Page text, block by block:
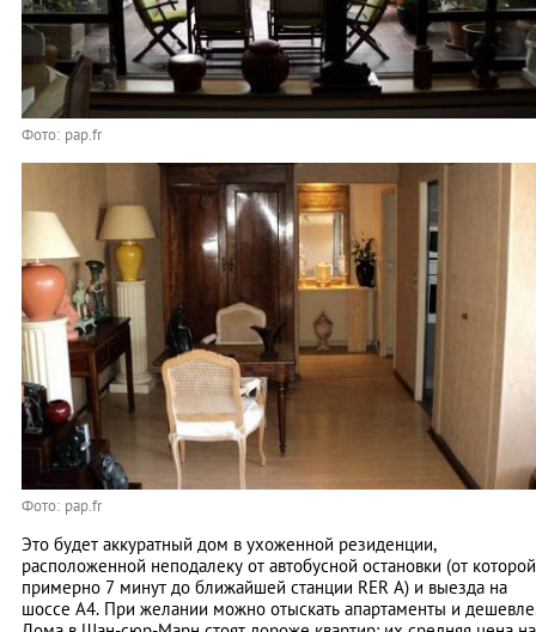
Фото: pap.fr
Фото: pap.fr
Это будет аккуратный дом в ухоженной резиденции,
расположенной неподалеку от автобусной остановки (от которой
примерно 7 минут до ближайшей станции RER A) и выезда на
шоссе А4. При желании можно отыскать апартаменты и